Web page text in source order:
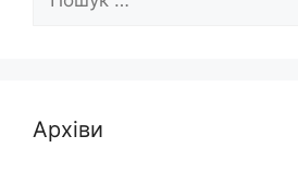
Архіви